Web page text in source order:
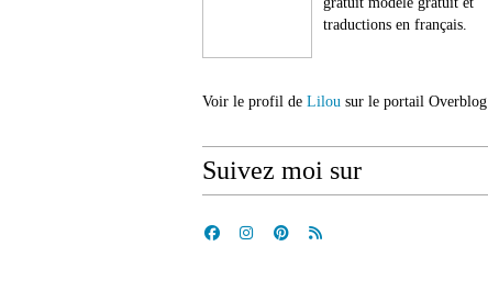
traductions en français.
Voir le profil de Lilou sur le portail Overblog
Suivez moi sur